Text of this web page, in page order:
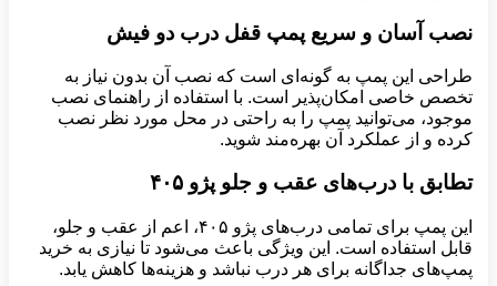
نصب آسان و سریع پمپ قفل درب دو فیش
طراحی این پمپ به گونه‌ای است که نصب آن بدون نیاز به
تخصص خاصی امکان‌پذیر است. با استفاده از راهنمای نصب
موجود، می‌توانید پمپ را به راحتی در محل مورد نظر نصب
کرده و از عملکرد آن بهره‌مند شوید.
تطابق با درب‌های عقب و جلو پژو ۴۰۵
این پمپ برای تمامی درب‌های پژو ۴۰۵، اعم از عقب و جلو،
قابل استفاده است. این ویژگی باعث می‌شود تا نیازی به خرید
پمپ‌های جداگانه برای هر درب نباشد و هزینه‌ها کاهش یابد.